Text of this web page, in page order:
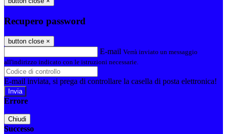
Recupero password
button close ×
E-mail Verrà inviato un messaggio
all'indirizzo indicato con le istruzioni necessarie.
E-mail inviata, si prega di controllare la casella di posta elettronica!
Errore
Chiudi
Successo